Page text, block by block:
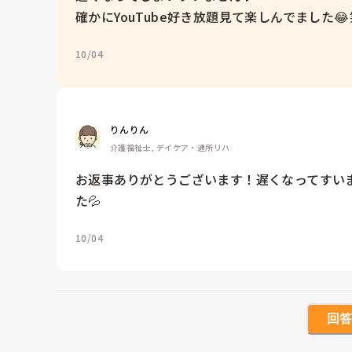
確かにYouTube好き放題見て楽しんでました
10/04
りんりん
介護福祉士, デイケア・通所リハ
お返事ありがとうございます！遅くなってす
た💦
10/04
回